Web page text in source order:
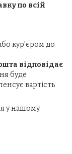
по всій
кур'єром до
відповідає
буде
вартість
у нашому